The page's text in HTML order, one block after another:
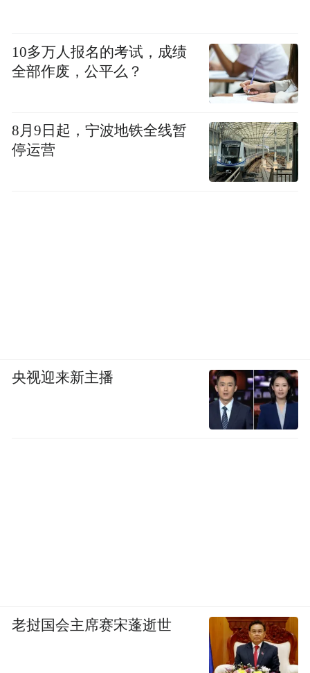
10多万人报名的考试，成绩
全部作废，公平么？
8月9日起，宁波地铁全线暂
停运营
央视迎来新主播
老挝国会主席赛宋蓬逝世